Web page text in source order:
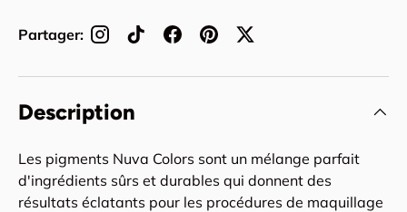
Partager:
Description
Les pigments Nuva Colors sont un mélange parfait
d'ingrédients sûrs et durables qui donnent des
résultats éclatants pour les procédures de maquillage